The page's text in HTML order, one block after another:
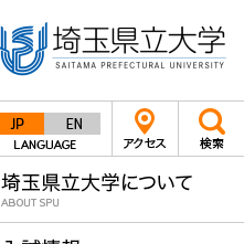
JapaneseEnglish